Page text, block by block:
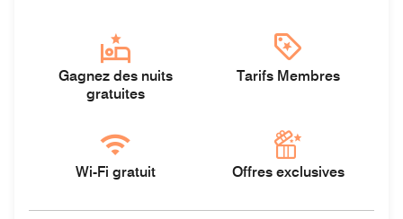
Gagnez des nuits
gratuites
Tarifs Membres
Wi-Fi gratuit Offres exclusives